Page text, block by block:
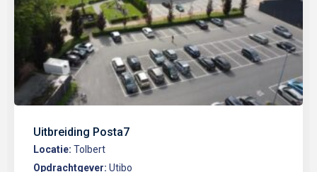
Uitbreiding Posta7
Locatie: Tolbert
Opdrachtgever: Utibo